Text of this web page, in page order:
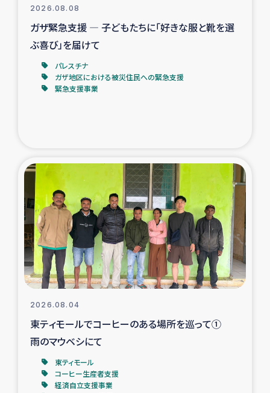
インドネシア中部 スラウェシの地震・津波被災者支援
スリランカ ジャフナ県干物事業
スリランカの南北女性をつなぐサリー・リサイクル・プロ
ジェクト
復興支援事業
民際教育事業
ガザ人道支援
令和6年能登半島地震 緊急支援
2026.08.08
ガザ緊急支援 ― 子どもたちに「好きな服と靴を選
ぶ喜び」を届けて
パレスチナ
ガザ地区における被災住民への緊急支援
緊急支援事業
2026.08.04
東ティモールでコーヒーのある場所を巡って①
雨のマウベシにて
東ティモール
コーヒー生産者支援
経済自立支援事業